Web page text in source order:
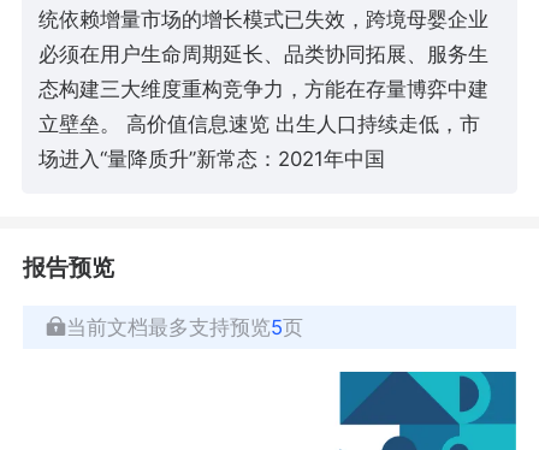
统依赖增量市场的增长模式已失效，跨境母婴企业
必须在用户生命周期延长、品类协同拓展、服务生
态构建三大维度重构竞争力，方能在存量博弈中建
立壁垒。 高价值信息速览 出生人口持续走低，市
场进入“量降质升”新常态：2021年中国
报告预览
当前文档最多支持预览5页